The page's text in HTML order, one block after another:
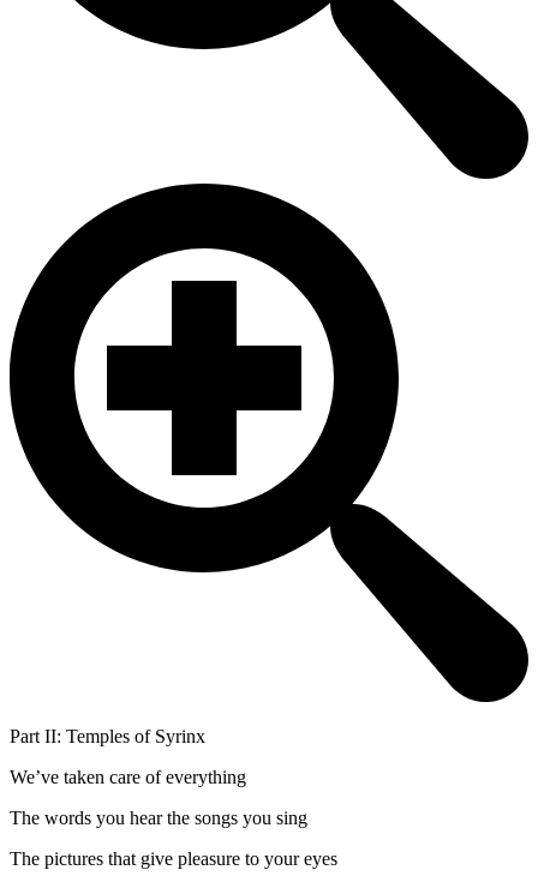
Part II: Temples of Syrinx
We’ve taken care of everything
The words you hear the songs you sing
The pictures that give pleasure to your eyes